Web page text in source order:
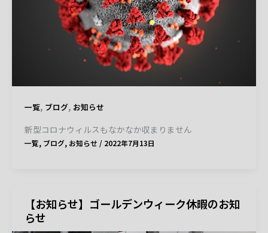
一覧, ブログ, お知らせ
新型コロナウィルスもなかなか収まりません
一覧, ブログ, お知らせ / 2022年7月13日
【お知らせ】ゴールデンウィーク休暇のお知
らせ